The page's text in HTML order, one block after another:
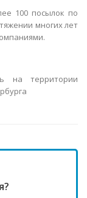
100 посылок по
многих лет
на территории